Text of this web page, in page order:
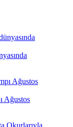
Ağustos